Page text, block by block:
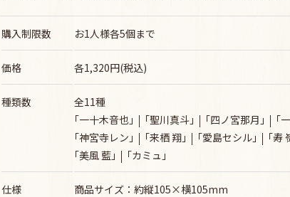
購入制限数 お1人様各5個まで
価格 各1,320円(税込)
種類数
全11種
｢一十木音也｣
｢聖川真斗｣ ｢四ノ宮那月｣
｢
｢神宮寺レン｣
｢来栖 翔｣ ｢愛島セシル｣ ｢寿
｢美風 藍｣
｢カミュ｣
仕様 商品サイズ：約縦105×横105mm